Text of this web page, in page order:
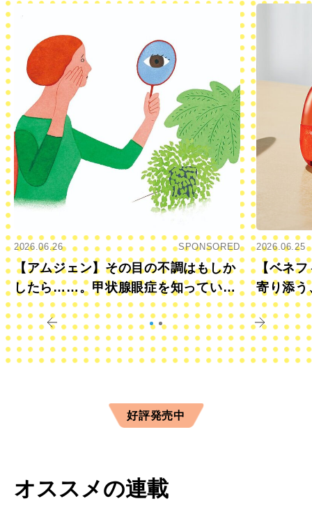
2026.06.26 SPONSORED
【アムジェン】その目の不調はもしか
したら……。甲状腺眼症を知っていま
すか？
2026.06.25
【ベネフ
寄り添う
きに
好評発売中
オススメの連載